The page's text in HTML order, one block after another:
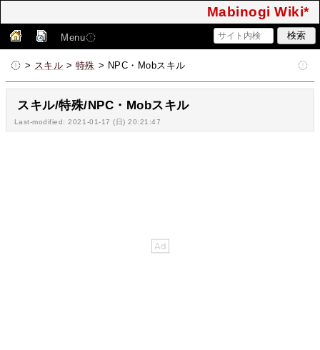
Mabinogi Wiki*
Menu
> スキル > 特殊 > NPC・Mobスキル
スキル/特殊/NPC・Mobスキル
Last-modified: 2021-01-17 (日) 20:21:47